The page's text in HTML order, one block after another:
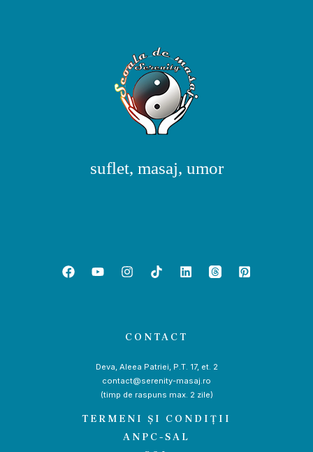
suflet, masaj, umor
CONTACT
Deva, Aleea Patriei, P.T. 17, et. 2
contact@serenity-masaj.ro
(timp de raspuns max. 2 zile)
TERMENI ȘI CONDIȚII
ANPC-SAL